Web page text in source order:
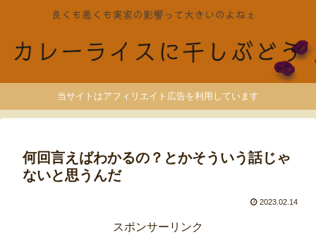
当サイトはアフィリエイト広告を利用しています
何回言えばわかるの？とかそういう話じゃ
ないと思うんだ
2023.02.14
スポンサーリンク